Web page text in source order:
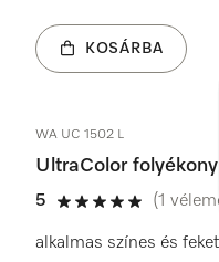
KOSÁRBA
WA UC 1502 L
UltraColor
5
5 / 5
(1
alkalmas színes és